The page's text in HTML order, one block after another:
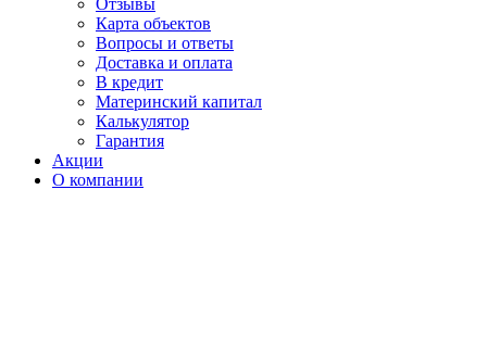
Отзывы
Карта объектов
Вопросы и ответы
Доставка и оплата
В кредит
Материнский капитал
Калькулятор
Гарантия
Акции
О компании